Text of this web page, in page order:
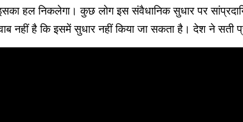
हल निकलेगा। कुछ लोग इस संवैधानिक सुधार पर
नहीं है कि इसमें सुधार नहीं किया जा सकता है। देश ने सती